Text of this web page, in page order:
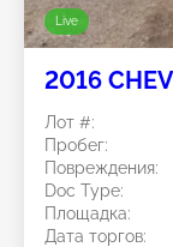
Live
2016
Лот #:
Пробег:
Повреждения:
Doc Type:
Площадка:
Дата торгов: